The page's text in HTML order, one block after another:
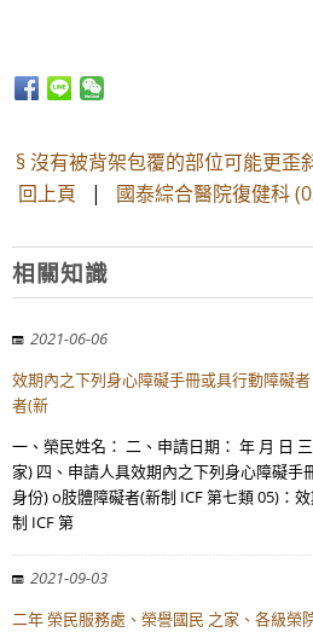
§ 沒有被背架包覆的部位可能更歪
回上頁 | 國泰綜合醫院復健科
相關知識
2021-06-06
效期內之下列身心障礙手冊或具行動障礙
者(新
一、榮民姓名： 二、申請日期： 年 月 日
家) 四、申請人具效期內之下列身心障礙手
身份) o肢體障礙者(新制 ICF 第七類 05)：
制 ICF 第
2021-09-03
二年 榮民服務處、榮譽國民 之家、各級榮